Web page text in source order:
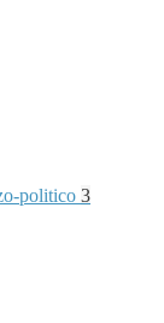
politico 3